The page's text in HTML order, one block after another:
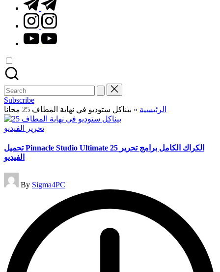
instagram.com
youtube.com
Search
for:
Subscribe
الرئيسية » بيناكل ستوديو في نهاية المطاف 25 مجانا
Posted
تحرير الفيديو
تحميل Pinnacle Studio Ultimate 25 الكراك الكامل برامج تحرير
الفيديو
Posted
by
By Sigma4PC